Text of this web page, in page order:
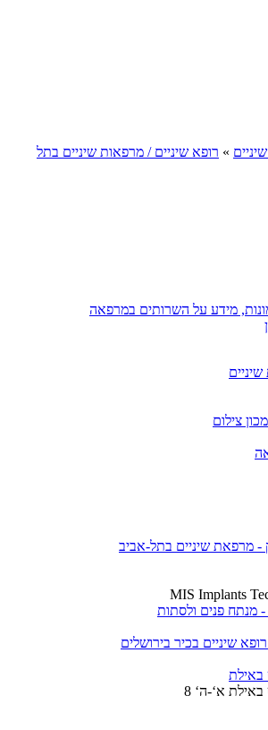
» רופא שיניים / מרפאות שיניים בתל
מידע על השרותים במרפאה
צילום
- מרפאת שיניים בתל-אביב
MIS Implants
מנתח פנים ולסתות
שיניים בכיר בירושלים
באילת
א‘-ה‘ 8